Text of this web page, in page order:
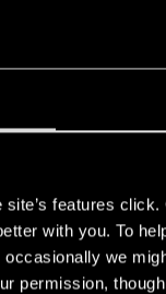
features
with you. To
we
permission,
пистолет-
«Суперкритик»
дробовик)
пулемёт)
винтовка)